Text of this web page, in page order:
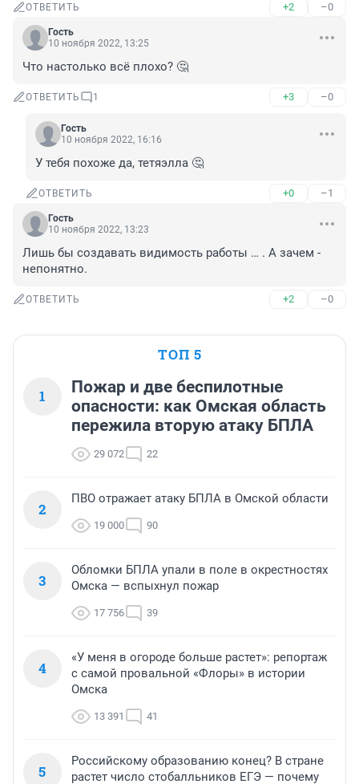
ОТВЕТИТЬ +2 –0
Гость
10 ноября 2022, 13:25
Что настолько всё плохо? 🤔
ОТВЕТИТЬ 1 +3 –0
Гость
10 ноября 2022, 16:16
У тебя похоже да, тетяэлла 🤔
ОТВЕТИТЬ +0 –1
Гость
10 ноября 2022, 13:23
Лишь бы создавать видимость работы … . А зачем -
непонятно.
ОТВЕТИТЬ +2 –0
ТОП 5
1
Пожар и две беспилотные
опасности: как Омская область
пережила вторую атаку БПЛА
29 072 22
2
ПВО отражает атаку БПЛА в Омской области
19 000 90
3
Обломки БПЛА упали в поле в окрестностях
Омска — вспыхнул пожар
17 756 39
4
«У меня в огороде больше растет»: репортаж
с самой провальной «Флоры» в истории
Омска
13 391 41
5
Российскому образованию конец? В стране
растет число стобалльников ЕГЭ — почему